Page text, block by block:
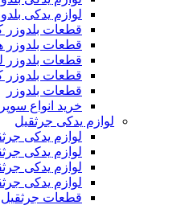
لوازم یدکی بلدوزر لیبهر
قطعات بلدوزر کاترپیلار
قطعات بلدوزر هپکو
قطعات بلدوزر لیبهر
قطعات بلدوزر کوماتسو
قطعات بلدوزر
خرید انواع سوپر شارژ
لوازم یدکی جرثقیل
لوازم یدکی جرثقیل تادانو
لوازم یدکی جرثقیل کاتو
لوازم یدکی جرثقیل لیبهر
لوازم یدکی جرثقیل هنیو
قطعات جرثقیل